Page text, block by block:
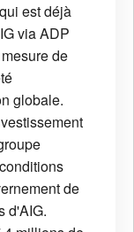
est déjà
via ADP
de
globale.
de
d'AIG.